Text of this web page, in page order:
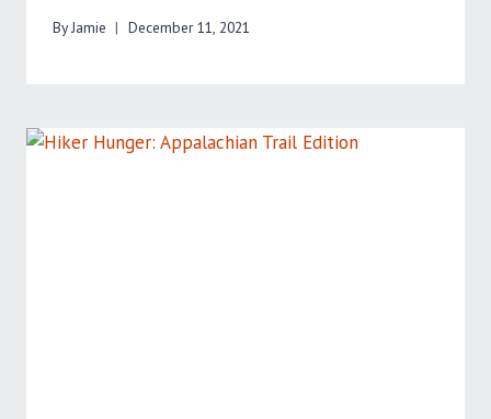
ByJamie December 11, 2021